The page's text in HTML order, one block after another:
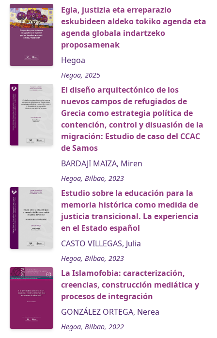
Egia, justizia eta erreparazio
eskubideen aldeko tokiko agenda eta
agenda globala indartzeko
proposamenak
Hegoa
Hegoa, 2025
El diseño arquitectónico de los
nuevos campos de refugiados de
Grecia como estrategia política de
contención, control y disuasión de la
migración: Estudio de caso del CCAC
de Samos
BARDAJI MAIZA, Miren
Hegoa, Bilbao, 2023
Estudio sobre la educación para la
memoria histórica como medida de
justicia transicional. La experiencia
en el Estado español
CASTO VILLEGAS, Julia
Hegoa, Bilbao, 2023
La Islamofobia: caracterización,
creencias, construcción mediática y
procesos de integración
GONZÁLEZ ORTEGA, Nerea
Hegoa, Bilbao, 2022